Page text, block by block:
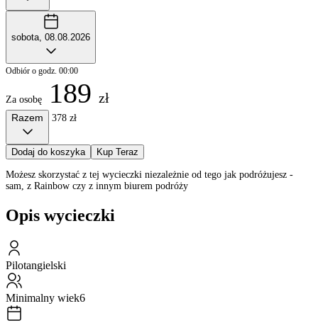
sobota, 08.08.2026
Odbiór o godz. 00:00
Za osobę 189 zł
Razem 378 zł
Dodaj do koszyka Kup Teraz
Możesz skorzystać z tej wycieczki niezależnie od tego jak podróżujesz -
sam, z Rainbow czy z innym biurem podróży
Opis wycieczki
Pilotangielski
Minimalny wiek6